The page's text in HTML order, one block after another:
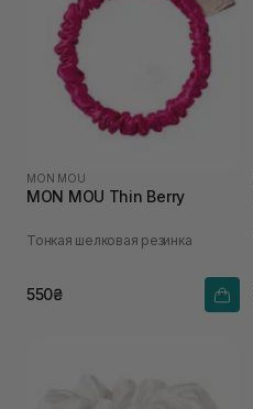
MON MOU
MON MOU Thin Berry
Тонкая шелковая резинка
550₴